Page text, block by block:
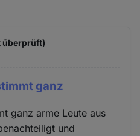
überprüft)
ganz
ganz arme Leute aus
und